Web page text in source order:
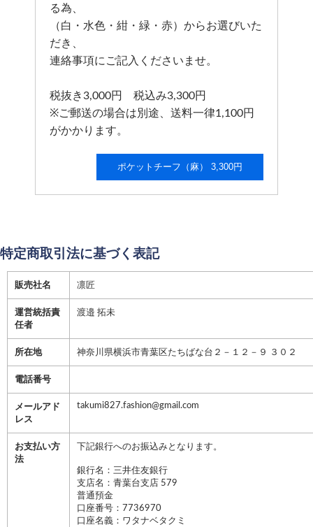
る為、
（白・水色・紺・緑・赤）からお選びいた
だき、
連絡事項にご記入くださいませ。
税抜き3,000円 税込み3,300円
※ご郵送の場合は別途、送料一律1,100円
がかかります。
ポケットチーフ（麻） 3,300円
特定商取引法に基づく表記
販売社名 凛匠
運営統括責
任者
渡邉 拓未
所在地 神奈川県横浜市青葉区たちばな台２－１２－９ ３０２
電話番号
メールアド
レス
takumi827.fashion@gmail.com
お支払い方
法
下記銀行へのお振込みとなります。
銀行名：三井住友銀行
支店名：青葉台支店 579
普通預金
口座番号：7736970
口座名義：ワタナベタクミ